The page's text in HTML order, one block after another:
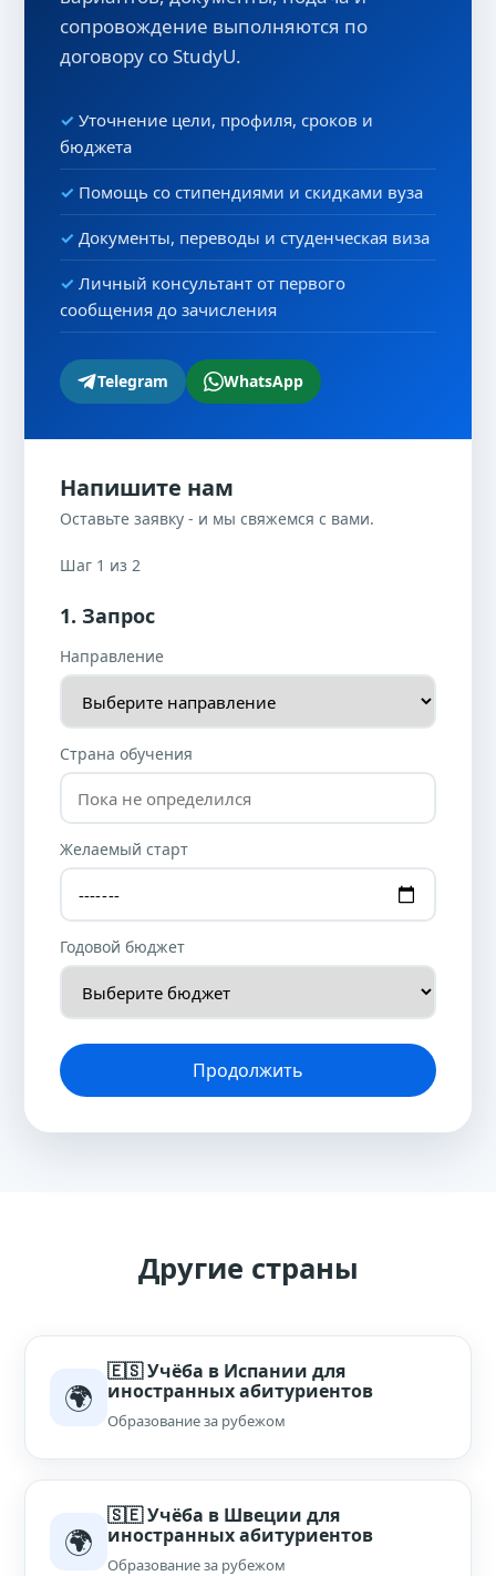
сопровождение выполняются по
договору со StudyU.
Уточнение цели, профиля, сроков и
бюджета
Помощь со стипендиями и скидками вуза
Документы, переводы и студенческая виза
Личный консультант от первого
сообщения до зачисления
Telegram WhatsApp
Напишите нам
Оставьте заявку - и мы свяжемся с вами.
Шаг 1 из 2
1. Запрос
Направление
Страна обучения
Желаемый старт
Годовой бюджет
Продолжить
Другие страны
🌍
🇪🇸 Учёба в Испании для
иностранных абитуриентов
Образование за рубежом
🌍
🇸🇪 Учёба в Швеции для
иностранных абитуриентов
Образование за рубежом